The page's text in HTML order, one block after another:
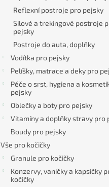
Reflexní postroje pro pejsky
Silové a trekingové postroje
pejsky
Postroje do auta, doplňky
Vodítka pro pejsky
Pelíšky, matrace a deky pro
Péče o srst, hygiena a
pejsky
Oblečky a boty pro pejsky
Vitamíny a doplňky stravy pro
Boudy pro pejsky
Vše pro kočičky
Granule pro kočičky
Konzervy, vaničky a kapsičky
kočičky